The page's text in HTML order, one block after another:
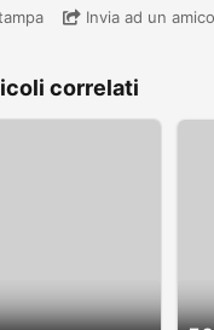
Invia ad un amico
correlati